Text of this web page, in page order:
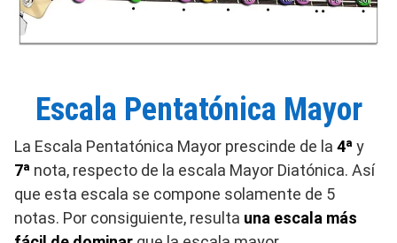
Escala Pentatónica Mayor
La Escala Pentatónica Mayor prescinde de la 4ª y
7ª nota, respecto de la escala Mayor Diatónica. Así
que esta escala se compone solamente de 5
notas. Por consiguiente, resulta una escala más